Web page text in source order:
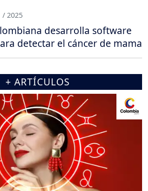
/ 2025
desarrolla software
detectar el cáncer de mama
+ ARTÍCULOS